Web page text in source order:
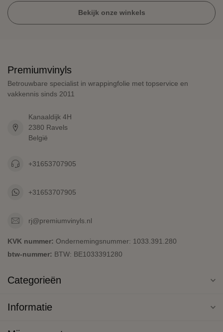
Bekijk onze winkels
Premiumvinyls
Betrouwbare specialist in wrappingfolie met topservice en
vakkennis sinds 2011
Kanaaldijk 4H
2380 Ravels
België
+31653707905
+31653707905
rj@premiumvinyls.nl
KVK nummer: Ondernemingsnummer: 1033.391.280
btw-nummer: BTW: BE1033391280
Categorieën
Informatie